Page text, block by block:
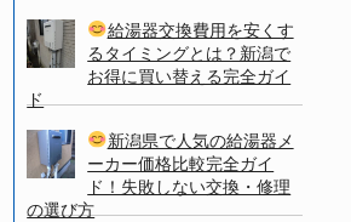
給湯器交換費用を安くす
るタイミングとは？新潟で
お得に買い替える完全ガイ
ド
新潟県で人気の給湯器メ
ーカー価格比較完全ガイ
ド！失敗しない交換・修理
の選び方